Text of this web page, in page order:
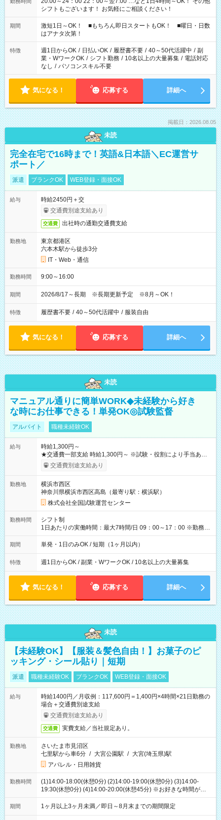
シフトもございます！ お気軽にご相談ください！
期間
激短1日～OK！ ■もちろん即日スタートもOK！ ■曜日・日数
はアナタ次第！
特徴 週1日からOK / 日払いOK / 履歴書不要 / 40～50代活躍中 / 副
業・WワークOK / シフト勤務 / 10名以上の大量募集 / 電話対応
なし / パソコンスキル不要
気になる！ 応募する 詳細へ
掲載日：2026.08.05
未読
完全在宅で16時まで！英語&日本語＼EC運営サ
ポート／
派遣 ブランクOK WEB登録・面接OK
給与
時給2450円＋交
交通費別途支給あり
交通費 出社時の通勤交通費支給
勤務地
東京都港区
六本木駅から徒歩3分
IT・Web・通信
勤務時間 9:00～16:00
期間 2026/8/17～長期 ※長期更新予定 ※8月～OK！
特徴 履歴書不要 / 40～50代活躍中 / 服装自由
気になる！ 応募する 詳細へ
未読
マニュアル通りに簡単WORK◆未経験から好き
な時にお仕事できる！単発OK◎試験監督
アルバイト 職種未経験OK
給与
時給1,300円～
★交通費一部支給 時給1,300円～ ※試験・役割により手当あり
※勤務回数により昇給あり 【即給（前払い）オプションあ
り！】 希望される場合、勤務から1週間ほどで給与の一部を受け
例】 ・河合塾模擬試験 8:30～17:30（休憩1時間） 時給1,300円
×8時間＝日収10,400円＋交通費 ※当日の役割により時給＋100
円の場合あり ・国家試験 7:00～13:30（休憩なし） 時給1,300
円（役割手当＋100円）×6時間＝日収8,400円＋交通費 【試用期
間】試用期間なし
交通費別途支給あり
勤務地
横浜市西区
神奈川県横浜市西区高島（最寄り駅：横浜駅）
株式会社全国試験運営センター
勤務時間
シフト制
1日あたりの実働時間：最大7時間/日 09：00～17：00 ※勤務時
間は 試験により異なります。
期間 単発・1日のみOK / 短期（1ヶ月以内）
特徴 週1日からOK / 副業・WワークOK / 10名以上の大量募集
気になる！ 応募する 詳細へ
未読
【未経験OK】【服装＆髪色自由！】お菓子のピ
ッキング・シール貼り｜短期
派遣 職種未経験OK ブランクOK WEB登録・面接OK
給与
時給1400円／月収例：117,600円＝1,400円×4時間×21日勤務の
場合＋交通費別途支給
交通費別途支給あり
交通費 実費支給／当社規定あり。
勤務地
さいたま市見沼区
七里駅から車6分 / 大宮公園駅 / 大宮(埼玉県)駅
アパレル・日用雑貨
勤務時間
(1)14:00-18:00(休憩0分) (2)14:00-19:00(休憩0分) (3)14:00-
19:30(休憩0分) (4)14:00-20:00(休憩45分) ※お好きな時間が選べ
ます
期間 1ヶ月以上3ヶ月未満／即日～8月末までの期間限定